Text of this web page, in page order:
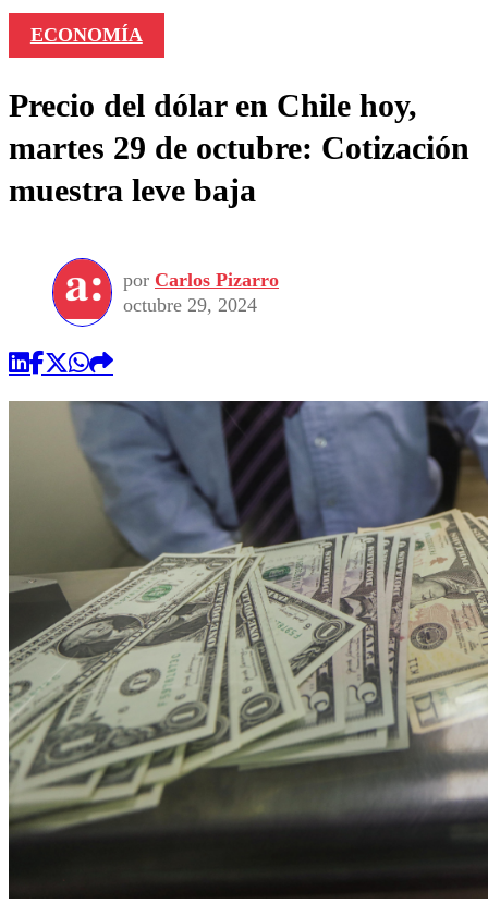
ECONOMÍA
Precio del dólar en Chile hoy,
martes 29 de octubre: Cotización
muestra leve baja
por Carlos Pizarro
octubre 29, 2024